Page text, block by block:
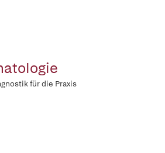
für die Praxis